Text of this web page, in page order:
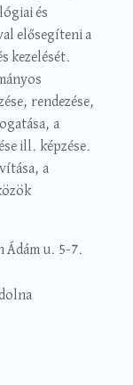
és
elősegíteni a
kezelését.
rendezése,
a
ill. képzése.
a
Ádám u. 5-7.